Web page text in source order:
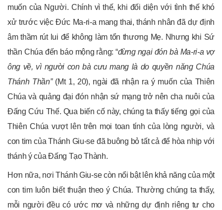
muốn của Người. Chính vì thế, khi đối diện với tình thế khó
xử trước việc Đức Ma-ri-a mang thai, thánh nhân đã dự định
âm thầm rút lui để không làm tổn thương Mẹ. Nhưng khi Sứ
thần Chúa đến báo mộng rằng: “đừng ngại đón bà Ma-ri-a vợ
ông về, vì người con bà cưu mang là do quyền năng Chúa
Thánh Thần” (Mt 1, 20), ngài đã nhận ra ý muốn của Thiên
Chúa và quảng đại đón nhận sứ mạng trở nên cha nuôi của
Đấng Cứu Thế. Qua biến cố này, chúng ta thấy tiếng gọi của
Thiên Chúa vượt lên trên mọi toan tính của lòng người, và
con tim của Thánh Giu-se đã buông bỏ tất cả để hòa nhịp với
thánh ý của Đấng Tạo Thành.
Hơn nữa, nơi Thánh Giu-se còn nổi bật lên khả năng của một
con tim luôn biết thuận theo ý Chúa. Thường chúng ta thấy,
mỗi người đều có ước mơ và những dự định riêng tư cho